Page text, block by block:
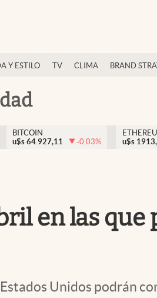
Y ESTILO TV CLIMA BRAND
BITCOIN
u$s 64.927,11 -0.03%
u$s
en las
Unidos podrán